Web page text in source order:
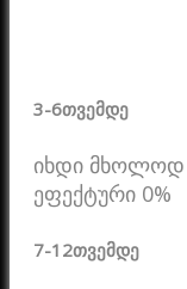
3-6თვემდე
იხდი მხოლოდ
ეფექტური 0%
7-12თვემდე